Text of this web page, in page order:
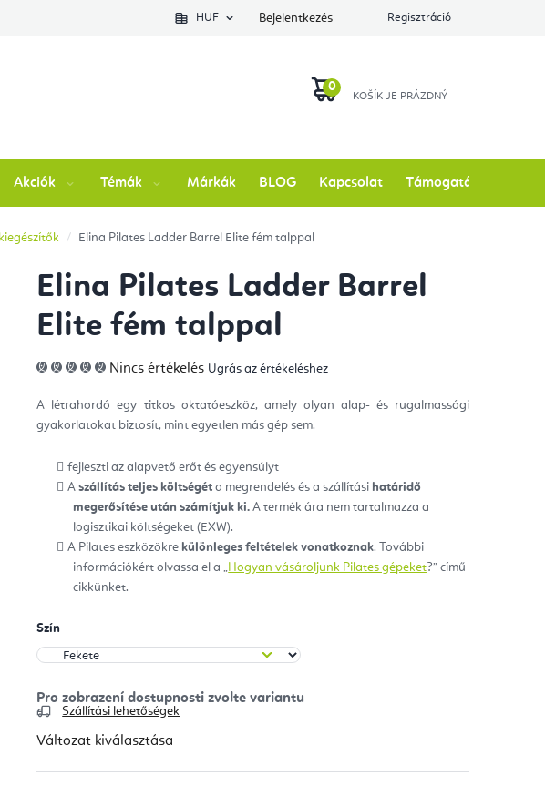
Ellenőrizze a rendelés állapotátHUF Bejelentkezés Regisztráció
Akciók Témák Márkák BLOG Kapcsolat Támogatás
Elina Pilates Ladder Barrel Elite fém talppal
Elina Pilates Ladder Barrel
Elite fém talppal
A
termék
5-
ből
0,0
Nincs értékelés Ugrás az értékeléshez
A létrahordó egy titkos oktatóeszköz, amely olyan alap- és rugalmassági
gyakorlatokat biztosít, mint egyetlen más gép sem.
fejleszti az alapvető erőt és egyensúlyt
Aszállítás teljes költségét a megrendelés és a szállítási határidő
megerősítése után számítjuk ki. A termék ára nem tartalmazza a
logisztikai költségeket (EXW).
A Pilates eszközökre különleges feltételek vonatkoznak. További
információkért olvassa el a „Hogyan vásároljunk Pilates gépeket?” című
cikkünket.
Szín
Szállítási lehetőségek
Változat kiválasztása